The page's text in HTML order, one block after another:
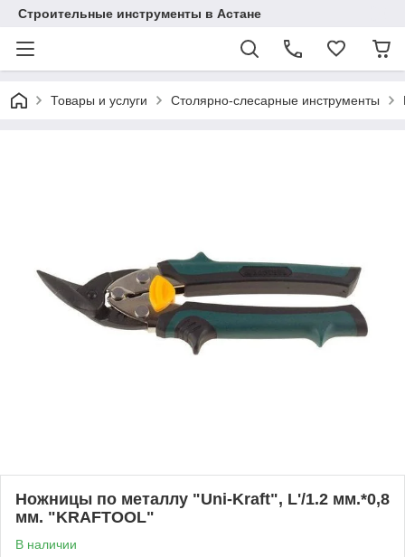
Строительные инструменты в Астане
Товары и услуги Столярно-слесарные инструменты
Ножницы по металлу "Uni-Kraft", L'/1.2 мм.*0,8
мм. "KRAFTOOL"
В наличии